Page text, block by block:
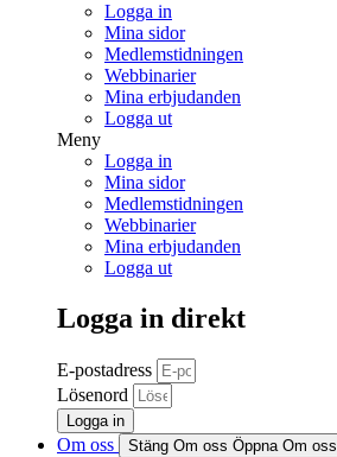
Logga in
Mina sidor
Medlemstidningen
Webbinarier
Mina erbjudanden
Logga ut
Meny
Logga in
Mina sidor
Medlemstidningen
Webbinarier
Mina erbjudanden
Logga ut
Logga in direkt
E-postadress
Lösenord
Logga in
Om oss Stäng Om oss Öppna Om oss